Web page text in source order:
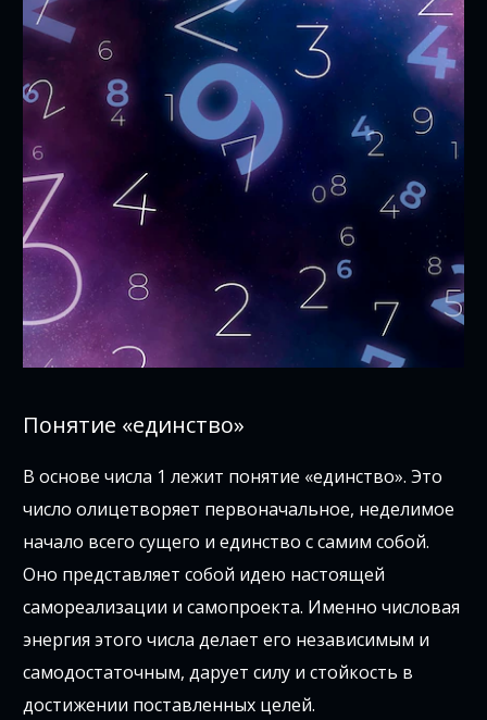
Понятие «единство»
В основе числа 1 лежит понятие «единство». Это
число олицетворяет первоначальное, неделимое
начало всего сущего и единство с самим собой.
Оно представляет собой идею настоящей
самореализации и самопроекта. Именно числовая
энергия этого числа делает его независимым и
самодостаточным, дарует силу и стойкость в
достижении поставленных целей.